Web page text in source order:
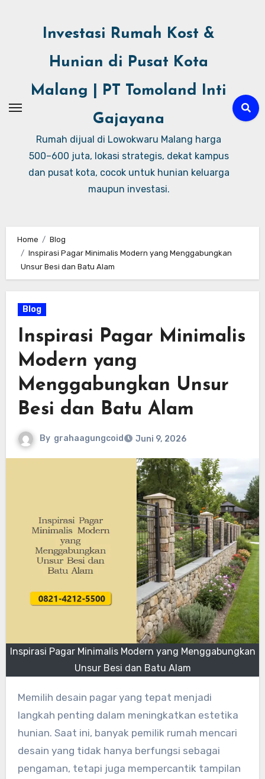
Investasi Rumah Kost &
Hunian di Pusat Kota
Malang | PT Tomoland Inti
Gajayana
Rumah dijual di Lowokwaru Malang harga
500–600 juta, lokasi strategis, dekat kampus
dan pusat kota, cocok untuk hunian keluarga
maupun investasi.
Home
Blog
Inspirasi Pagar Minimalis Modern yang Menggabungkan
Unsur Besi dan Batu Alam
Blog
Inspirasi Pagar Minimalis
Modern yang
Menggabungkan Unsur
Besi dan Batu Alam
By grahaagungcoid Juni 9, 2026
Inspirasi Pagar Minimalis Modern yang Menggabungkan
Unsur Besi dan Batu Alam
Memilih desain pagar yang tepat menjadi
langkah penting dalam meningkatkan estetika
hunian. Saat ini, banyak pemilik rumah mencari
desain yang tidak hanya berfungsi sebagai
pengaman, tetapi juga mempercantik tampilan